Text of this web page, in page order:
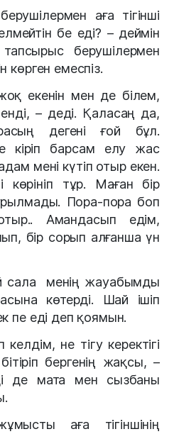
аға тігінші
бе еді? – деймін
берушілермен
көрген емеспіз.
екенін мен де білем,
– деді. Қаласаң да,
дегені ғой бұл.
кіріп барсам елу жас
мені күтіп отыр екен.
көрініп тұр. Маған бір
Пора-пора боп
Амандасып едім,
бір сорып алғанша үн
сала менің жауабымды
көтерді. Шай ішіп
пе еді деп қоямын.
не тігу керектігі
бергенің жақсы, –
де мата мен сызбаны
аға тігіншінің